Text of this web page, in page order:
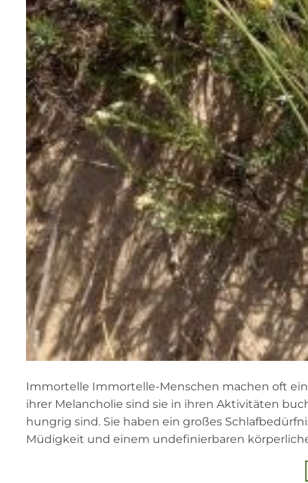
Immortelle Immortelle-Menschen machen oft
ihrer Melancholie sind sie in ihren Aktivitäten
hungrig sind. Sie haben ein großes
Müdigkeit und einem undefinierbaren